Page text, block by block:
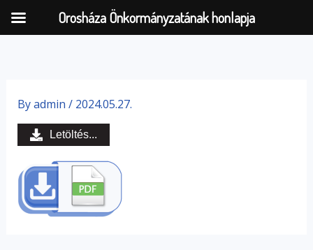
content
Byadmin / 2024.05.27.
Letöltés...
Orosháza Önkormányzatának honlapja